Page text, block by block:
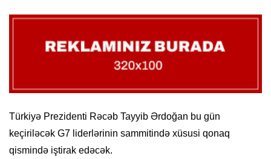
Türkiyə Prezidenti Rəcəb Tayyib Ərdoğan bu gün
keçiriləcək G7 liderlərinin sammitində xüsusi qonaq
qismində iştirak edəcək.